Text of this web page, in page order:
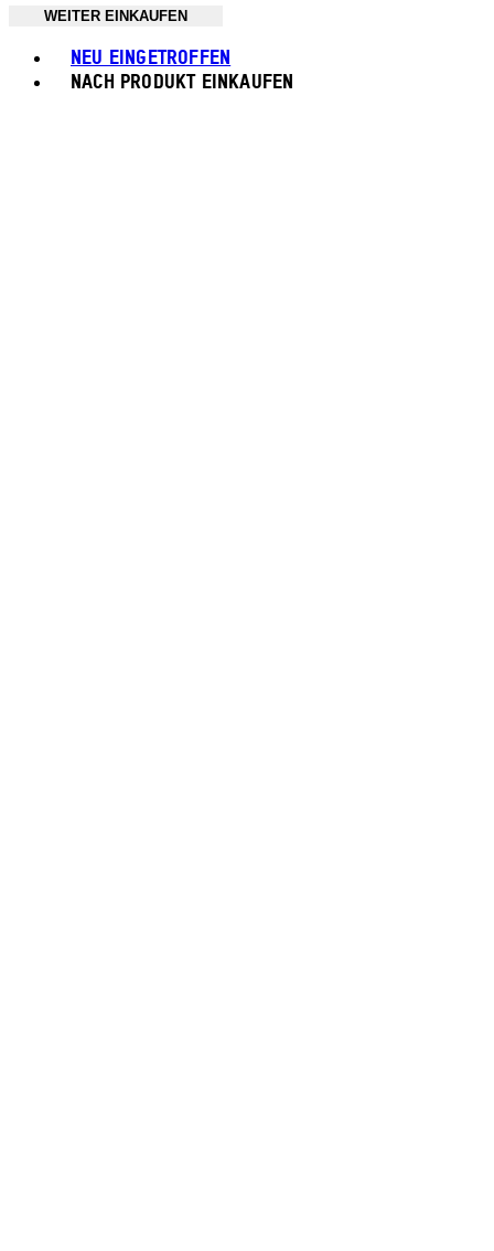
WEITER EINKAUFEN
NEU EINGETROFFEN
NACH PRODUKT EINKAUFEN